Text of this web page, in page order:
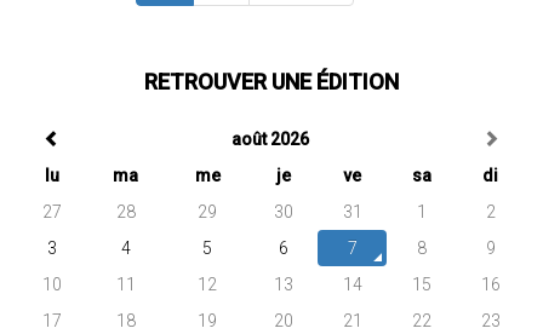
RETROUVER UNE ÉDITION
août 2026
lu
ma me je ve sa
di
27
28 29 30 31 1
2
3
4 5 6 7 8
9
10
11 12 13 14 15
16
17
18 19 20 21 22
23